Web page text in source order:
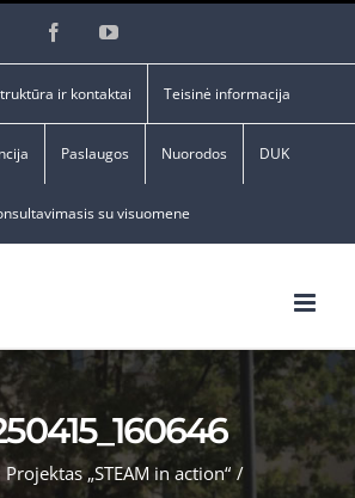
FacebookYouTube
ir kontaktai Teisinė informacija
Paslaugos Nuorodos DUK
su visuomene
Projektas „STEAM in action“ /